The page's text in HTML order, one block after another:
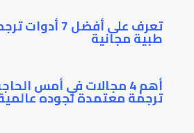
تعرف على أفضل 7
طبية مجانية
أهم 4 مجالات في أمس
ترجمة معتمدة لجوده